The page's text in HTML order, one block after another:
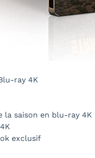
ray 4K
la saison en blu-ray 4K
exclusif